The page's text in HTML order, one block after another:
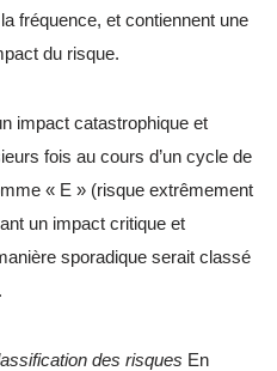
fréquence, et contiennent une
du risque.
impact catastrophique et
fois au cours d’un cycle de
« E » (risque extrêmement
un impact critique et
sporadique serait classé
des risques En